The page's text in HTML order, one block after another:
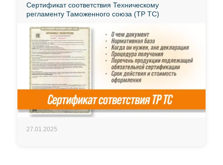
Сертификат соответствия Техническому
регламенту Таможенного союза (ТР ТС)
27.01.2025